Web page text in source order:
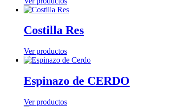
Costilla Res
Ver productos
Espinazo de CERDO
Ver productos